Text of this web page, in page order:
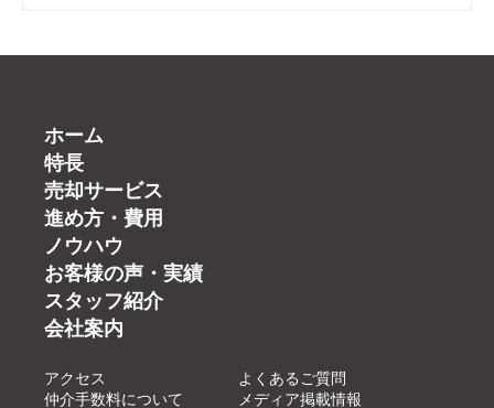
ホーム
特長
売却サービス
進め方・費用
ノウハウ
お客様の声・実績
スタッフ紹介
会社案内
アクセス
よくあるご質問
仲介手数料について
メディア掲載情報